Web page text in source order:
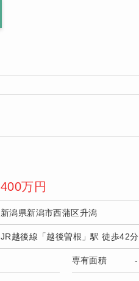
400万円
新潟県新潟市西蒲区升潟
JR越後線「越後曽根」駅 徒歩42分
専有面積 -